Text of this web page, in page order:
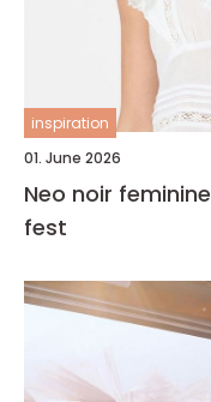
inspiration
01. June 2026
Neo noir feminine favoritter til hverdags og
fest